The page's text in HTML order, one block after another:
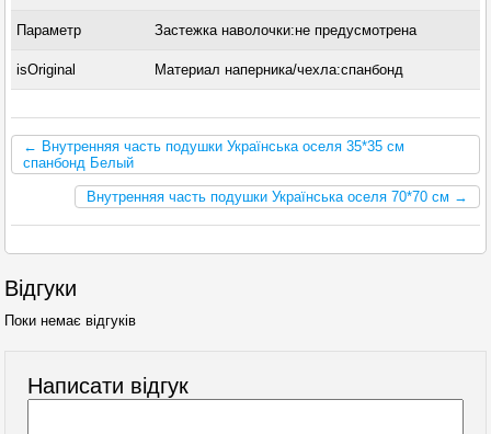
Параметр Застежка наволочки:не предусмотрена
isOriginal Материал наперника/чехла:спанбонд
← Внутренняя часть подушки Українська оселя 35*35 см
спанбонд Белый
Внутренняя часть подушки Українська оселя 70*70 см →
Відгуки
Поки немає відгуків
Написати відгук